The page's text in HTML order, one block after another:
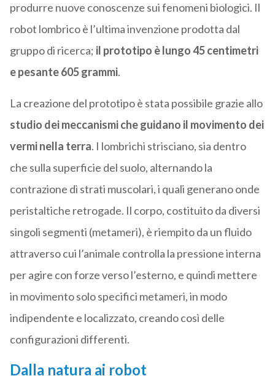
produrre nuove conoscenze sui fenomeni biologici. Il
robot lombrico è l’ultima invenzione prodotta dal
gruppo di ricerca; il prototipo è lungo 45 centimetri
e pesante 605 grammi.
La creazione del prototipo è stata possibile grazie allo
studio dei meccanismi che guidano il movimento dei
vermi nella terra. I lombrichi strisciano, sia dentro
che sulla superficie del suolo, alternando la
contrazione di strati muscolari, i quali generano onde
peristaltiche retrogade. Il corpo, costituito da diversi
singoli segmenti (metameri), è riempito da un fluido
attraverso cui l’animale controlla la pressione interna
per agire con forze verso l’esterno, e quindi mettere
in movimento solo specifici metameri, in modo
indipendente e localizzato, creando così delle
configurazioni differenti.
Dalla natura ai robot